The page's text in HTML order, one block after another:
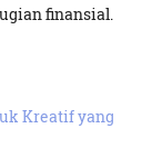
finansial.
Kreatif yang